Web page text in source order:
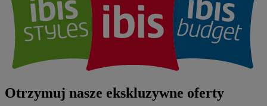
Otrzymuj nasze ekskluzywne oferty